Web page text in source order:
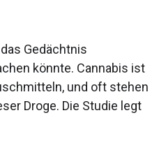
Gedächtnis
könnte. Cannabis ist
und oft stehen
Droge. Die Studie legt